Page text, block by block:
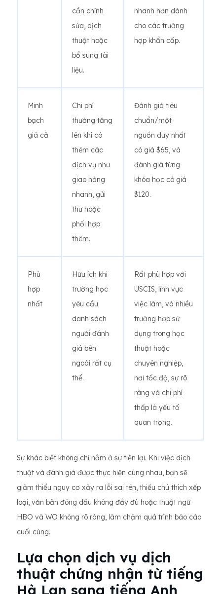
cần chỉnh
sửa, dịch
thuật hoặc
bổ sung tài
liệu.
nhanh hơn dành
cho các trường
hợp khẩn cấp.
Minh
bạch
giá cả
Chi phí
thường tăng
lên khi có
thêm các
dịch vụ như
giao hàng
nhanh, gửi
thư hoặc
phối hợp
thêm.
Đánh giá tiêu
chuẩn/một
nguồn duy nhất
có giá $65, và
đánh giá từng
khóa học có giá
$120.
Phù
hợp
nhất
Hữu ích khi
trường học
yêu cầu
danh sách
người đánh
giá bên
ngoài rất cụ
thể.
Rất phù hợp với
USCIS, lĩnh vực
việc làm, và nhiều
trường hợp sử
dụng trong học
thuật hoặc
chuyên nghiệp,
nơi tốc độ, sự rõ
ràng và chi phí
thấp là yếu tố
quan trọng.
Sự khác biệt không chỉ nằm ở sự tiện lợi. Khi việc dịch
thuật và đánh giá được thực hiện cùng nhau, bạn sẽ
giảm thiểu nguy cơ xảy ra lỗi sai tên, thiếu chú thích xếp
loại, văn bản đóng dấu không đầy đủ hoặc thuật ngữ
HBO và WO không rõ ràng, làm chậm quá trình báo cáo
cuối cùng.
Lựa chọn dịch vụ dịch
thuật chứng nhận từ tiếng
Hà Lan sang tiếng Anh